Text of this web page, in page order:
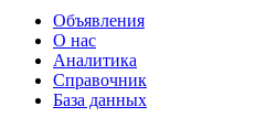
Объявления
О нас
Аналитика
Справочник
База данных